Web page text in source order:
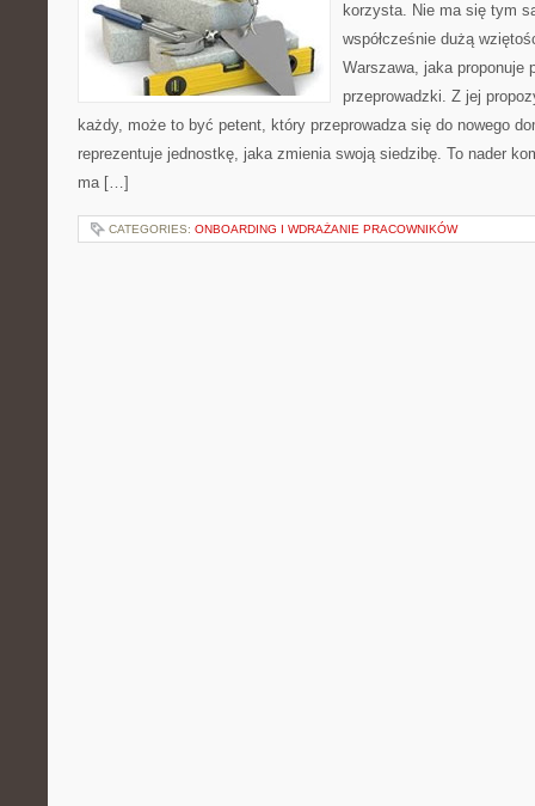
korzysta. Nie ma się tym
współcześnie dużą
Warszawa, jaka proponuje
przeprowadzki. Z jej
każdy, może to być petent, który przeprowadza się do nowego
reprezentuje jednostkę, jaka zmienia swoją siedzibę. To nader
ma […]
CATEGORIES: ONBOARDING I WDRAŻANIE PRACOWNIKÓW